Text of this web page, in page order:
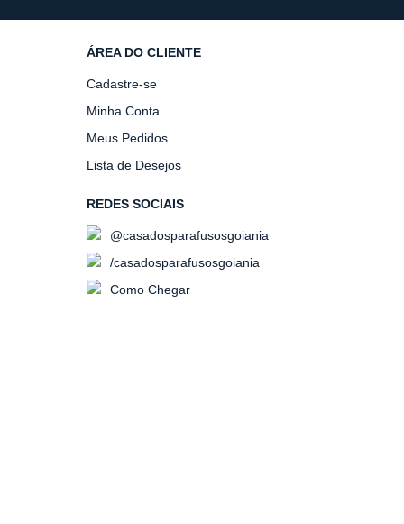
ÁREA DO CLIENTE
Cadastre-se
Minha Conta
Meus Pedidos
Lista de Desejos
REDES SOCIAIS
@casadosparafusosgoiania
/casadosparafusosgoiania
Como Chegar